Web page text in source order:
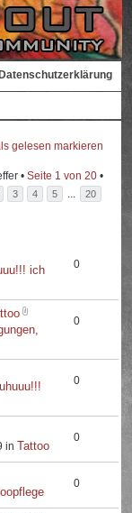
Datenschutzerklärung
gelesen markieren
• Seite 1 von 20•
3 4 5 ... 20
ich
0
0
0
in Tattoo
0
0